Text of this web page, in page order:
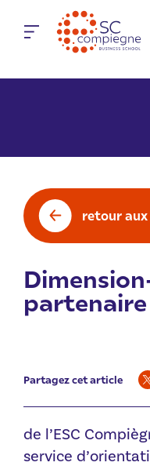
retour
partenaire
Partagez cet article
de l’ESC
service